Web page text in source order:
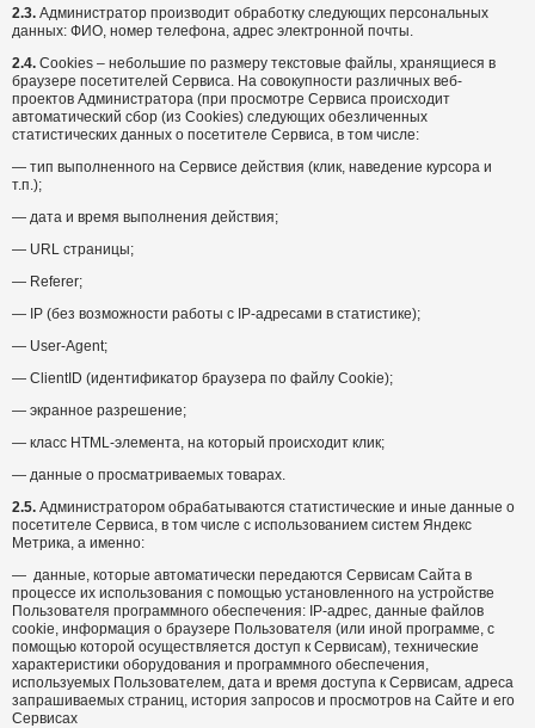
2.3. Администратор производит обработку следующих персональных
данных: ФИО, номер телефона, адрес электронной почты.
2.4. Cookies – небольшие по размеру текстовые файлы, хранящиеся в
браузере посетителей Сервиса. На совокупности различных веб-
проектов Администратора (при просмотре Сервиса происходит
автоматический сбор (из Cookies) следующих обезличенных
статистических данных о посетителе Сервиса, в том числе:
— тип выполненного на Сервисе действия (клик, наведение курсора и
т.п.);
— дата и время выполнения действия;
— URL страницы;
— Referer;
— IP (без возможности работы с IP-адресами в статистике);
— User-Agent;
— ClientID (идентификатор браузера по файлу Cookie);
— экранное разрешение;
— класс HTML-элемента, на который происходит клик;
— данные о просматриваемых товарах.
2.5. Администратором обрабатываются статистические и иные данные о
посетителе Сервиса, в том числе с использованием систем Яндекс
Метрика, а именно:
— данные, которые автоматически передаются Сервисам Сайта в
процессе их использования с помощью установленного на устройстве
Пользователя программного обеспечения: IP-адрес, данные файлов
cookie, информация о браузере Пользователя (или иной программе, с
помощью которой осуществляется доступ к Сервисам), технические
характеристики оборудования и программного обеспечения,
используемых Пользователем, дата и время доступа к Сервисам, адреса
запрашиваемых страниц, история запросов и просмотров на Сайте и его
Сервисах